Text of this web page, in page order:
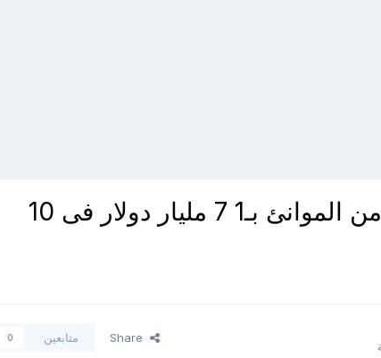
مصر - وزير المالية الإفراج عن بضائع من الموانئ بـ1 7 مليار دولار فى 10
Share متابعين 0